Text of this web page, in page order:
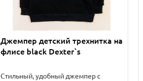
Джемпер детский трехнитка на
флисе black Dexter`s
Стильный, удобный джемпер с